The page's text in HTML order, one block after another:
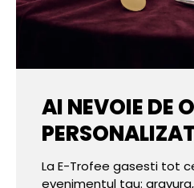
AI NEVOIE DE
La E-Trofee gasesti tot
evenimentul tau: